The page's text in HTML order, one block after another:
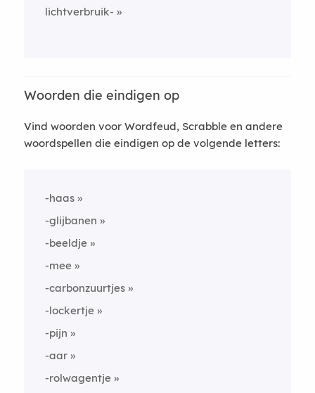
lichtverbruik-
Woorden die eindigen op
Vind woorden voor Wordfeud, Scrabble en andere
woordspellen die eindigen op de volgende letters:
-haas
-glijbanen
-beeldje
-mee
-carbonzuurtjes
-lockertje
-pijn
-aar
-rolwagentje